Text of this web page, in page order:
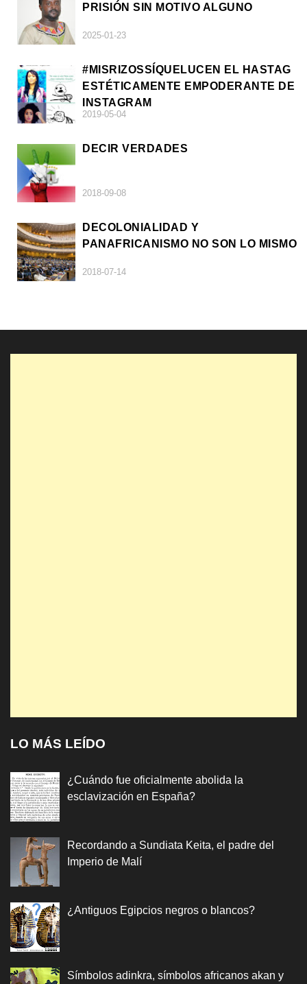
PRISIÓN SIN MOTIVO ALGUNO
2025-01-23
#MISRIZOSSÍQUELUCEN EL HASTAG
ESTÉTICAMENTE EMPODERANTE DE
INSTAGRAM
2019-05-04
DECIR VERDADES
2018-09-08
DECOLONIALIDAD Y
PANAFRICANISMO NO SON LO MISMO
2018-07-14
LO MÁS LEÍDO
¿Cuándo fue oficialmente abolida la
esclavización en España?
Recordando a Sundiata Keita, el padre del
Imperio de Malí
¿Antiguos Egipcios negros o blancos?
Símbolos adinkra, símbolos africanos akan y